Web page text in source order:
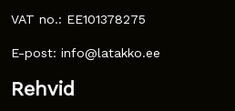
VAT no.: EE101378275
E-post: info@latakko.ee
Rehvid